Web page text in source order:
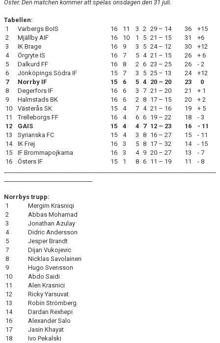
Öster. Den matchen kommer att spelas onsdagen den 31 juli.
Tabellen:
1
Varbergs BoIS 16 11 3 2 29 – 14 36
+15
2
Mjällby AIF 16 10 1 5 21 – 15 31
+6
3
IK Brage 16 9 3 5 24 – 12 30
+12
4
Örgryte IS 16 7 5 4 21 – 15 26
+ 6
5
Dalkurd FF 16 8 2 6 23 – 25 26
- 2
6
Jönköpings Södra IF 15 7 3 5 25 – 13 24
+12
7
Norrby IF 15 6 5 4 20 – 20 23
0
8
Degerfors IF 16 6 3 7 21 – 20 21
+ 1
9
Halmstads BK 16 6 2 8 17 – 15 20
+ 2
10
Västerås SK 15 4 7 4 21 – 16 19
+ 5
11
Trelleborgs FF 16 4 6 6 19 – 22 18
- 3
12
GAIS 15 4 4 7 12 – 23 16
- 11
13
Syrianska FC 15 4 3 8 16 – 27 15
- 11
14
IK Frej 16 3 5 8 17 – 32 14
- 15
15
IF Brommapojkarna 16 3 4 9 20 – 27 13
- 7
16
Östers IF 15 1 8 6 11 – 19 11
- 8
Norrbys trupp:
1
Mergim Krasniqi
2
Abbas Mohamad
3
Jonathan Azulay
4
Didric Andersson
5
Jesper Brandt
7
Dijan Vukojevic
8
Nicklas Savolainen
9
Hugo Svensson
10
Abdo Saidi
11
Alen Krasnici
12
Ricky Yarsuvat
13
Robin Strömberg
14
Dardan Rexhepi
16
Alexander Salo
17
Jasin Khayat
18
Ivo Pekalski